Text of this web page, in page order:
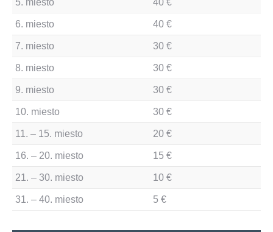
5. miesto 40 €
6. miesto 40 €
7. miesto 30 €
8. miesto 30 €
9. miesto 30 €
10. miesto 30 €
11. – 15. miesto 20 €
16. – 20. miesto 15 €
21. – 30. miesto 10 €
31. – 40. miesto 5 €